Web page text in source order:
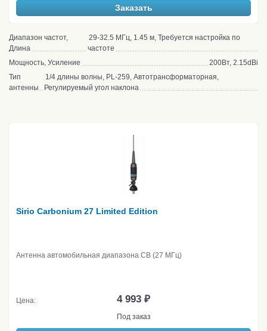
Заказать
Диапазон частот,
Длина
29-32.5 МГц, 1.45 м, Требуется настройка по
частоте
Мощность, Усиление
200Вт, 2.15dBi
Тип
антенны
1/4 длины волны, PL-259, Автотрансформаторная,
Регулируемый угол наклона
Sirio Carbonium 27 Limited Edition
Антенна автомобильная диапазона CB (27 МГц)
Цена: 4 993 ₽
Под заказ